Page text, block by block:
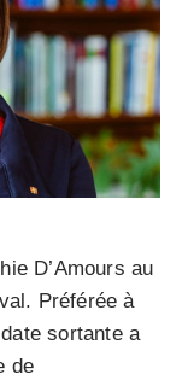
D’Amours au
Préférée à
sortante a
de